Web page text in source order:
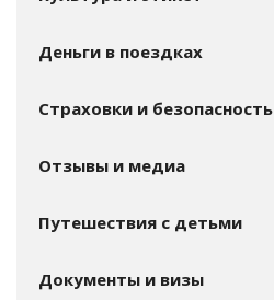
Деньги в поездках
Страховки и безопасность
Отзывы и медиа
Путешествия с детьми
Документы и визы